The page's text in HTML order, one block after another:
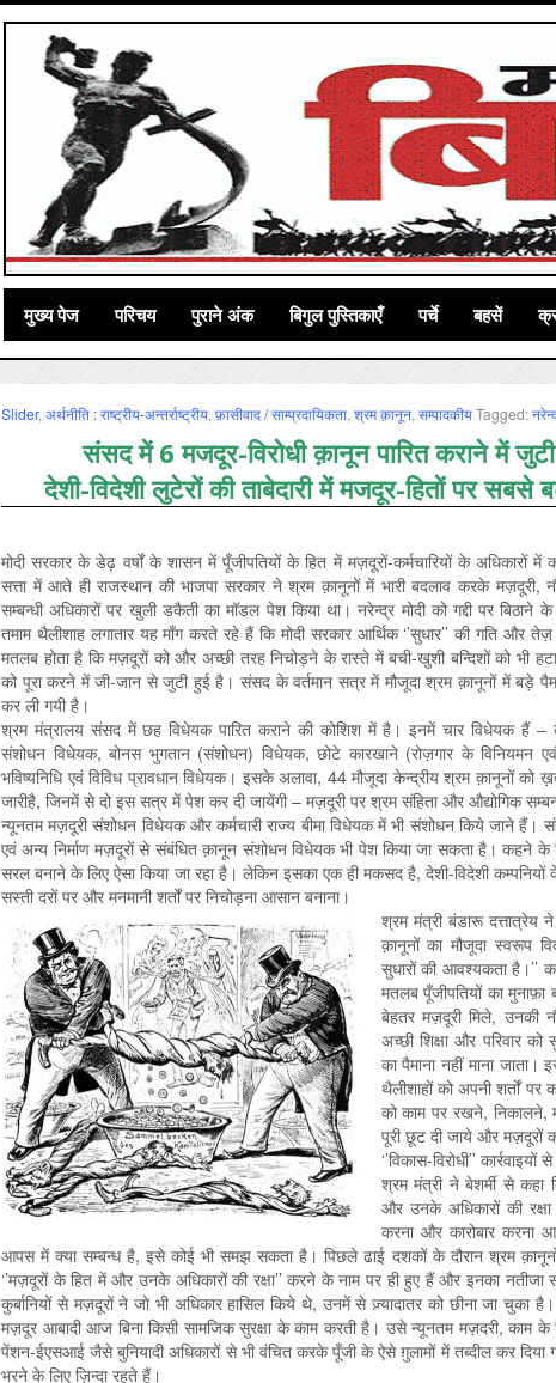
मुख्‍य पेज परिचय पुराने अंक बिगुल पुस्तिकाएँ पर्चे बहसें
Slider, अर्थनीति : राष्‍ट्रीय-अन्‍तर्राष्‍ट्रीय, फ़ासीवाद / साम्‍प्रदायिकता, श्रम क़ानून, सम्‍पादकीयTagged:
संसद में 6 मजदूर-विरोधी क़ानून पारित कराने में जुटी
देशी-विदेशी लुटेरों की ताबेदारी में मजदूर-हितों पर सबसे
मोदी सरकार के डेढ़ वर्षों के शासन में पूँजीपतियों के हित में मज़दूरों-कर्मचारियों के अधिकारों में
सत्ता में आते ही राजस्थान की भाजपा सरकार ने श्रम क़ानूनों में भारी बदलाव करके मज़दूरी,
सम्बन्धी अधिकारों पर खुली डकैती का मॉडल पेश किया था। नरेन्द्र मोदी को गद्दी पर बिठाने
तमाम थैलीशाह लगातार यह माँग करते रहे हैं कि मोदी सरकार आर्थिक ‘’सुधार’’ की गति
मतलब होता है कि मज़दूरों को और अच्छी तरह निचोड़ने के रास्ते में बची-खुशी बन्दिशों को भी
को पूरा करने में जी-जान से जुटी हुई है। संसद के वर्तमान सत्र में मौजूदा श्रम क़ानूनों में बड़े
कर ली गयी है।
श्रम मंत्रालय संसद में छह विधेयक पारित कराने की कोशिश में है। इनमें चार विधेयक हैं –
संशोधन विधेयक, बोनस भुगतान (संशोधन) विधेयक, छोटे कारखाने (रोज़गार के विनियमन
भविष्यनिधि एवं विविध प्रावधान विधेयक। इसके अलावा, 44 मौजूदा केन्द्रीय श्रम क़ानूनों को
जारीहै, जिनमें से दो इस सत्र में पेश कर दी जायेंगी – मज़दूरी पर श्रम संहिता और औद्योगिक
न्यूनतम मज़दूरी संशोधन विधेयक और कर्मचारी राज्य बीमा विधेयक में भी संशोधन किये जाने
एवं अन्य निर्माण मज़दूरों से संबंधित क़ानून संशोधन विधेयक भी पेश किया जा सकता है। कहने
सरल बनाने के लिए ऐसा किया जा रहा है। लेकिन इसका एक ही मकसद है, देशी-विदेशी
सस्ती दरों पर और मनमानी शर्तों पर निचोड़ना आसान बनाना।
श्रम मंत्री बंडारू दत्तात्रेय
क़ानूनों का मौजूदा स्वरूप
सुधारों की आवश्यकता है।’’
मतलब पूँजीपतियों का मुनाफ़ा
बेहतर मज़दूरी मिले, उनकी
अच्छी शिक्षा और परिवार
का पैमाना नहीं माना
थैलीशाहों को अपनी शर्तों पर
को काम पर रखने, निकालने,
पूरी छूट दी जाये और मज़दूरों
‘’विकास-विरोधी’’
श्रम मंत्री ने बेशर्मी से
और उनके अधिकारों की
करना और कारोबार करना
आपस में क्या सम्बन्ध है, इसे कोई भी समझ सकता है। पिछले ढाई दशकों के दौरान श्रम
‘’मज़दूरों के हित में और उनके अधिकारों की रक्षा’’ करने के नाम पर ही हुए हैं और इनका
कुर्बानियों से मज़दूरों ने जो भी अधिकार हासिल किये थे, उनमें से ज़्यादातर को छीना जा चुका
मज़दूर आबादी आज बिना किसी सामजिक सुरक्षा के काम करती है। उसे न्यूनतम मज़दरी, काम के
पेंशन-ईएसआई जैसे बुनियादी अधिकारों से भी वंचित करके पूँजी के ऐसे ग़ुलामों में तब्दील कर दिया
भरने के लिए ज़िन्दा रहते हैं।